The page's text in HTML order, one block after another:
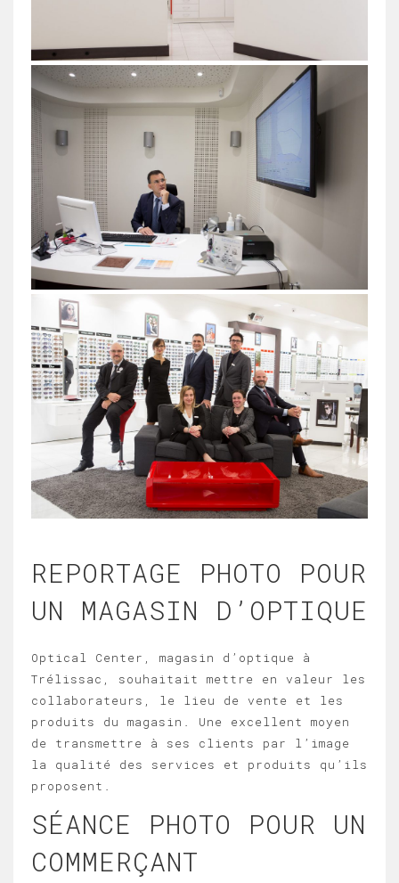
REPORTAGE PHOTO POUR
UN MAGASIN D’OPTIQUE
Optical Center, magasin d’optique à
Trélissac, souhaitait mettre en valeur les
collaborateurs, le lieu de vente et les
produits du magasin. Une excellent moyen
de transmettre à ses clients par l’image
la qualité des services et produits qu’ils
proposent.
SÉANCE PHOTO POUR UN
COMMERÇANT